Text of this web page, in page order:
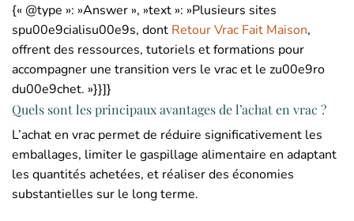
{« @type »: »Answer », »text »: »Plusieurs sites
spu00e9cialisu00e9s, dont Retour Vrac Fait Maison,
offrent des ressources, tutoriels et formations pour
accompagner une transition vers le vrac et le zu00e9ro
du00e9chet. »}}]}
Quels sont les principaux avantages de l’achat en vrac ?
L’achat en vrac permet de réduire significativement les
emballages, limiter le gaspillage alimentaire en adaptant
les quantités achetées, et réaliser des économies
substantielles sur le long terme.